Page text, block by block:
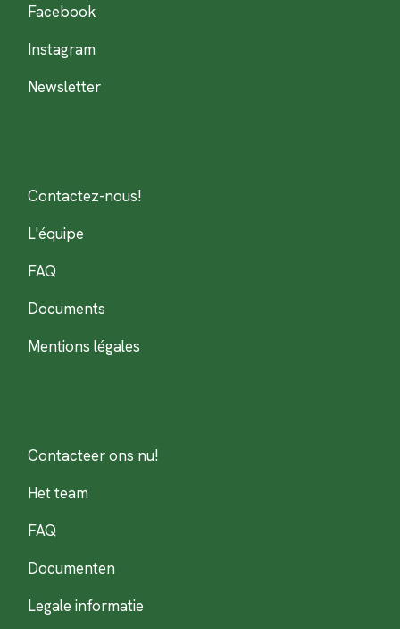
Facebook
Instagram
Newsletter
Contactez-nous!
L'équipe
FAQ
Documents
Mentions légales
Contacteer ons nu!
Het team
FAQ
Documenten
Legale informatie